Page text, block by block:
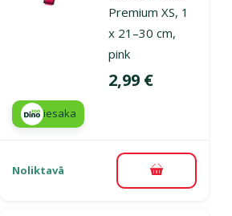
Premium XS, 1
x 21–30 cm,
pink
Cena
2,99 €
iesaka
Noliktavā Pievienot